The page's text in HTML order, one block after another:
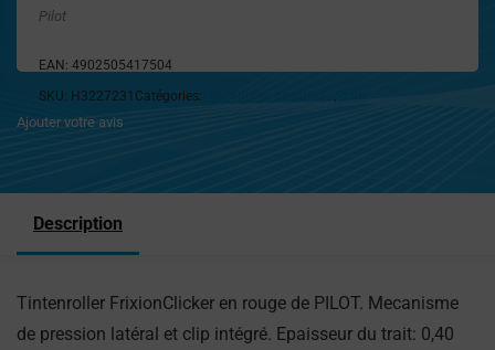
Pilot
EAN: 4902505417504
SKU: H3227231 Catégories: ,
Ajouter votre avis
Description
Tintenroller FrixionClicker en rouge de PILOT. Mecanisme
de pression latéral et clip intégré. Epaisseur du trait: 0,40